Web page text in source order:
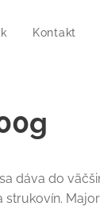
Kontakt
dáva do